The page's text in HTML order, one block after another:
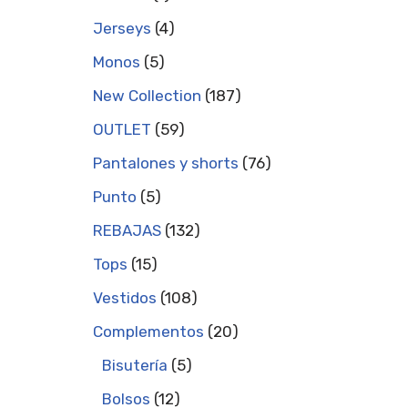
Jerseys 4
Monos 5
New Collection 187
OUTLET 59
Pantalones y shorts 76
Punto 5
REBAJAS 132
Tops 15
Vestidos 108
Complementos 20
Bisutería 5
Bolsos 12